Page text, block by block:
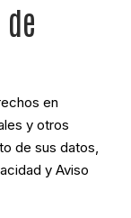
en
y otros
de sus datos,
y Aviso